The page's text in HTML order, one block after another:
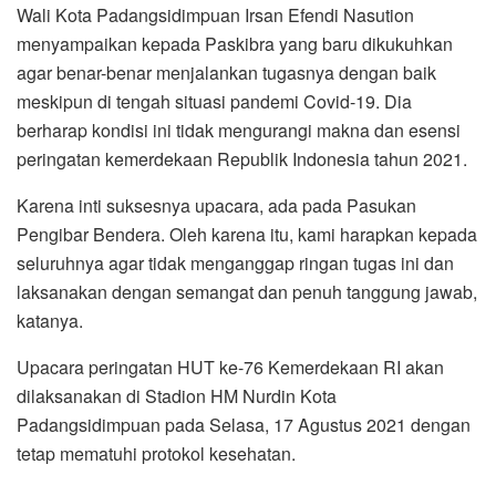
Wali Kota Padangsidimpuan Irsan Efendi Nasution
menyampaikan kepada Paskibra yang baru dikukuhkan
agar benar-benar menjalankan tugasnya dengan baik
meskipun di tengah situasi pandemi Covid-19. Dia
berharap kondisi ini tidak mengurangi makna dan esensi
peringatan kemerdekaan Republik Indonesia tahun 2021.
Karena inti suksesnya upacara, ada pada Pasukan
Pengibar Bendera. Oleh karena itu, kami harapkan kepada
seluruhnya agar tidak menganggap ringan tugas ini dan
laksanakan dengan semangat dan penuh tanggung jawab,
katanya.
Upacara peringatan HUT ke-76 Kemerdekaan RI akan
dilaksanakan di Stadion HM Nurdin Kota
Padangsidimpuan pada Selasa, 17 Agustus 2021 dengan
tetap mematuhi protokol kesehatan.